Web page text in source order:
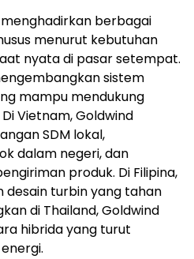
menghadirkan berbagai
menurut kebutuhan
nyata di pasar setempat.
sistem
mampu mendukung
Vietnam, Goldwind
SDM lokal,
dalam negeri, dan
produk. Di Filipina,
desain turbin yang tahan
di Thailand, Goldwind
hibrida yang turut